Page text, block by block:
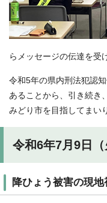
らメッセージの伝達を受
令和5年の県内刑法犯認
あることから、引き続き
みどり市を目指してまい
令和6年7月9日（
降ひょう被害の現地